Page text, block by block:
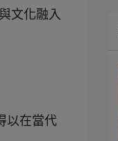
文化融入
以在當代